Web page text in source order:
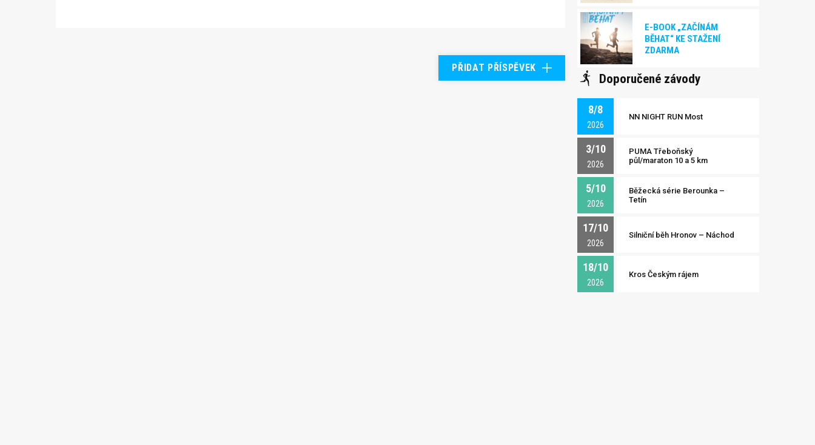
PŘIDAT PŘÍSPĚVEK
E-BOOK „ZAČÍNÁM
BĚHAT“ KE STAŽENÍ
ZDARMA
Doporučené závody
8/8
2026
NN NIGHT RUN Most
3/10
2026
PUMA Třeboňský
půl/maraton 10 a 5 km
5/10
2026
Běžecká série Berounka –
Tetín
17/10
2026
Silniční běh Hronov – Náchod
18/10
2026
Kros Českým rájem